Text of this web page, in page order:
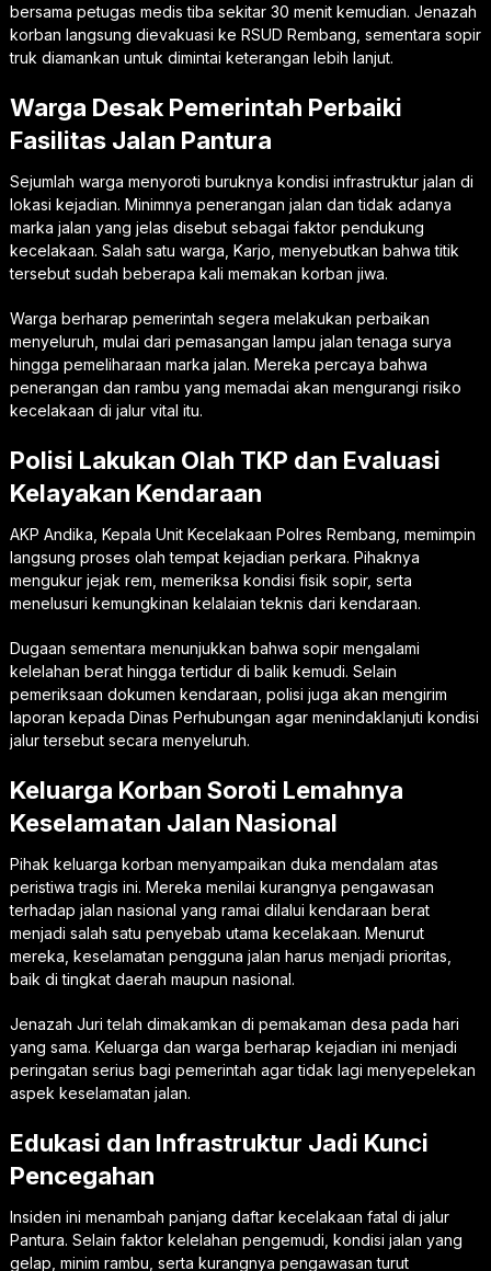
bersama petugas medis tiba sekitar 30 menit kemudian. Jenazah
korban langsung dievakuasi ke RSUD Rembang, sementara sopir
truk diamankan untuk dimintai keterangan lebih lanjut.
Warga Desak Pemerintah Perbaiki
Fasilitas Jalan Pantura
Sejumlah warga menyoroti buruknya kondisi infrastruktur jalan di
lokasi kejadian. Minimnya penerangan jalan dan tidak adanya
marka jalan yang jelas disebut sebagai faktor pendukung
kecelakaan. Salah satu warga, Karjo, menyebutkan bahwa titik
tersebut sudah beberapa kali memakan korban jiwa.
Warga berharap pemerintah segera melakukan perbaikan
menyeluruh, mulai dari pemasangan lampu jalan tenaga surya
hingga pemeliharaan marka jalan. Mereka percaya bahwa
penerangan dan rambu yang memadai akan mengurangi risiko
kecelakaan di jalur vital itu.
Polisi Lakukan Olah TKP dan Evaluasi
Kelayakan Kendaraan
AKP Andika, Kepala Unit Kecelakaan Polres Rembang, memimpin
langsung proses olah tempat kejadian perkara. Pihaknya
mengukur jejak rem, memeriksa kondisi fisik sopir, serta
menelusuri kemungkinan kelalaian teknis dari kendaraan.
Dugaan sementara menunjukkan bahwa sopir mengalami
kelelahan berat hingga tertidur di balik kemudi. Selain
pemeriksaan dokumen kendaraan, polisi juga akan mengirim
laporan kepada Dinas Perhubungan agar menindaklanjuti kondisi
jalur tersebut secara menyeluruh.
Keluarga Korban Soroti Lemahnya
Keselamatan Jalan Nasional
Pihak keluarga korban menyampaikan duka mendalam atas
peristiwa tragis ini. Mereka menilai kurangnya pengawasan
terhadap jalan nasional yang ramai dilalui kendaraan berat
menjadi salah satu penyebab utama kecelakaan. Menurut
mereka, keselamatan pengguna jalan harus menjadi prioritas,
baik di tingkat daerah maupun nasional.
Jenazah Juri telah dimakamkan di pemakaman desa pada hari
yang sama. Keluarga dan warga berharap kejadian ini menjadi
peringatan serius bagi pemerintah agar tidak lagi menyepelekan
aspek keselamatan jalan.
Edukasi dan Infrastruktur Jadi Kunci
Pencegahan
Insiden ini menambah panjang daftar kecelakaan fatal di jalur
Pantura. Selain faktor kelelahan pengemudi, kondisi jalan yang
gelap, minim rambu, serta kurangnya pengawasan turut